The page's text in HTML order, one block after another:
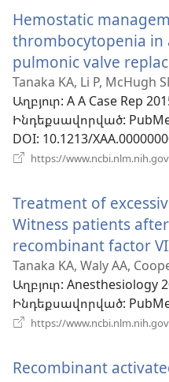
Hemostatic
thrombocytopenia
pulmonic valve
Tanaka KA, Li P, McHugh
Աղբյուր‎: A A Case Rep
Ինդեքսավորված‎:
DOI‎: 10.1213/
https://
Treatment of
Witness patients
recombinant factor
Tanaka KA, Waly AA,
Աղբյուր‎: Anesthesiology
Ինդեքսավորված‎:
https://
Recombinant